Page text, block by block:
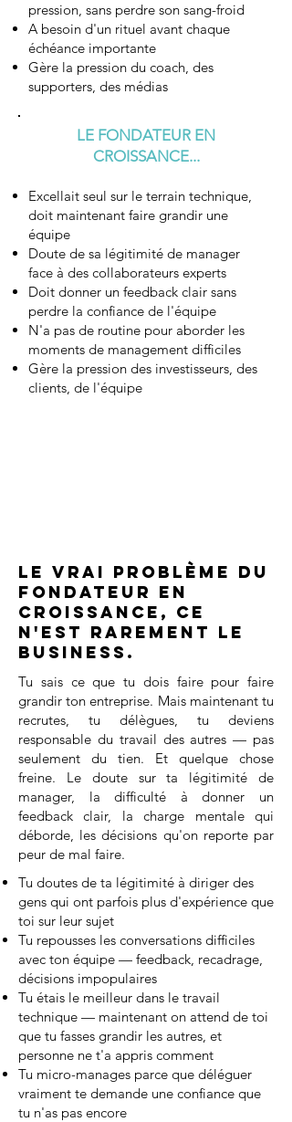
pression, sans perdre son sang-froid
A besoin d'un rituel avant chaque
échéance importante
Gère la pression du coach, des
supporters, des médias
LE FONDATEUR EN
CROISSANCE...
Excellait seul sur le terrain technique,
doit maintenant faire grandir une
équipe
Doute de sa légitimité de manager
face à des collaborateurs experts
Doit donner un feedback clair sans
perdre la confiance de l'équipe
N'a pas de routine pour aborder les
moments de management difficiles
Gère la pression des investisseurs, des
clients, de l'équipe
Le vrai problème du
fondateur en
croissance, ce
n'est rarement le
business.
Tu sais ce que tu dois faire pour faire
grandir ton entreprise. Mais maintenant tu
recrutes, tu délègues, tu deviens
responsable du travail des autres — pas
seulement du tien. Et quelque chose
freine. Le doute sur ta légitimité de
manager, la difficulté à donner un
feedback clair, la charge mentale qui
déborde, les décisions qu'on reporte par
peur de mal faire.
Tu doutes de ta légitimité à diriger des
gens qui ont parfois plus d'expérience que
toi sur leur sujet
Tu repousses les conversations difficiles
avec ton équipe — feedback, recadrage,
décisions impopulaires
Tu étais le meilleur dans le travail
technique — maintenant on attend de toi
que tu fasses grandir les autres, et
personne ne t'a appris comment
Tu micro-manages parce que déléguer
vraiment te demande une confiance que
tu n'as pas encore